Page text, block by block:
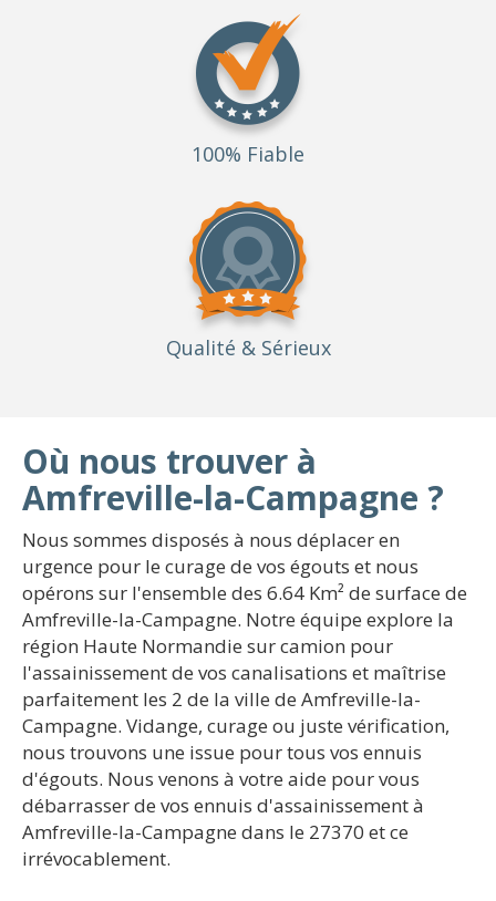
100% Fiable
Qualité & Sérieux
Où nous trouver à
Amfreville-la-Campagne ?
Nous sommes disposés à nous déplacer en
urgence pour le curage de vos égouts et nous
opérons sur l'ensemble des 6.64 Km² de surface de
Amfreville-la-Campagne. Notre équipe explore la
région Haute Normandie sur camion pour
l'assainissement de vos canalisations et maîtrise
parfaitement les 2 de la ville de Amfreville-la-
Campagne. Vidange, curage ou juste vérification,
nous trouvons une issue pour tous vos ennuis
d'égouts. Nous venons à votre aide pour vous
débarrasser de vos ennuis d'assainissement à
Amfreville-la-Campagne dans le 27370 et ce
irrévocablement.